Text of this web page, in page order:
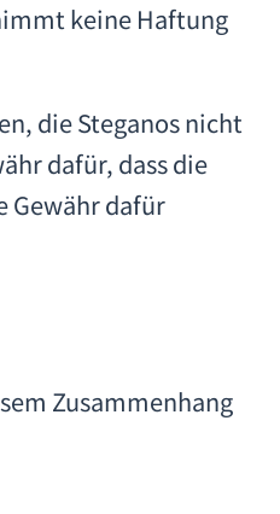
keine Haftung
die Steganos nicht
dafür, dass die
Gewähr dafür
Zusammenhang